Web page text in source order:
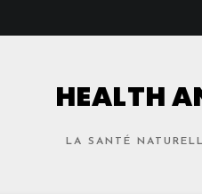
HEALTH
LA SANTÉ